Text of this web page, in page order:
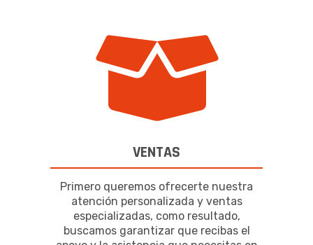
VENTAS
Primero queremos ofrecerte nuestra
atención personalizada y ventas
especializadas, como resultado,
buscamos garantizar que recibas el